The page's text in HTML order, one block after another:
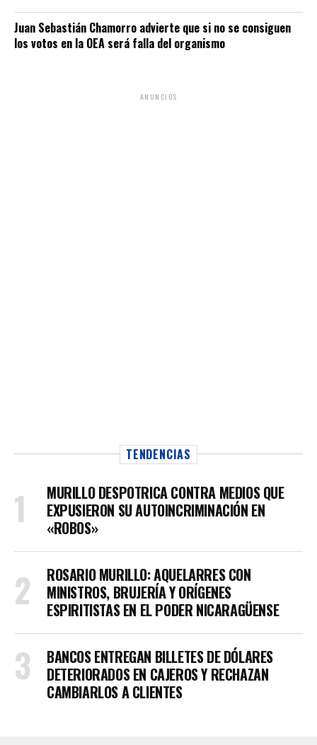
Juan Sebastián Chamorro advierte que si no se consiguen
los votos en la OEA será falla del organismo
ANUNCIOS
TENDENCIAS
MURILLO DESPOTRICA CONTRA MEDIOS QUE
EXPUSIERON SU AUTOINCRIMINACIÓN EN
«ROBOS»
ROSARIO MURILLO: AQUELARRES CON
MINISTROS, BRUJERÍA Y ORÍGENES
ESPIRITISTAS EN EL PODER NICARAGÜENSE
BANCOS ENTREGAN BILLETES DE DÓLARES
DETERIORADOS EN CAJEROS Y RECHAZAN
CAMBIARLOS A CLIENTES